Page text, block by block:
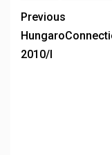
Previous
2010/I